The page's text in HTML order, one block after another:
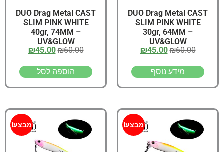
DUO Drag Metal CAST
SLIM PINK WHITE
30gr, 64MM –
UV&GLOW
₪60.00
₪45.00
מידע נוסף
DUO Drag Metal CAST
SLIM PINK WHITE
40gr, 74MM –
UV&GLOW
₪60.00
₪45.00
הוספה לסל
מבצע! מבצע!